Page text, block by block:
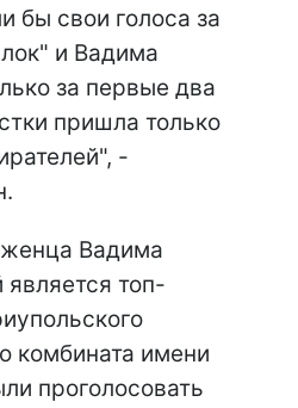
бы свои голоса за
и Вадима
за первые два
пришла только
-
Вадима
топ-
комбината имени
проголосовать